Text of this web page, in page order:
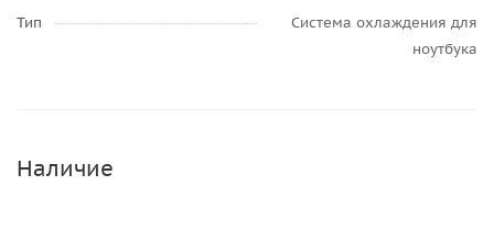
Тип
Система охлаждения для
ноутбука
Наличие